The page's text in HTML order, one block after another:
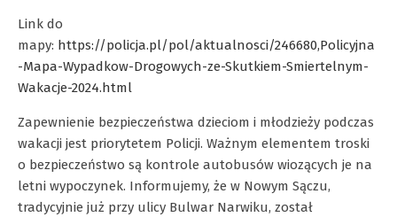
Link do
mapy: https://policja.pl/pol/aktualnosci/246680,Policyjna
-Mapa-Wypadkow-Drogowych-ze-Skutkiem-Smiertelnym-
Wakacje-2024.html
Zapewnienie bezpieczeństwa dzieciom i młodzieży podczas
wakacji jest priorytetem Policji. Ważnym elementem troski
o bezpieczeństwo są kontrole autobusów wiozących je na
letni wypoczynek. Informujemy, że w Nowym Sączu,
tradycyjnie już przy ulicy Bulwar Narwiku, został